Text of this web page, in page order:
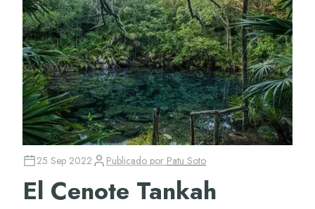
25 Sep 2022 Publicado por Patu Soto
El Cenote Tankah